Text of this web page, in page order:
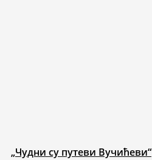
„Чудни су путеви Вучићеви“